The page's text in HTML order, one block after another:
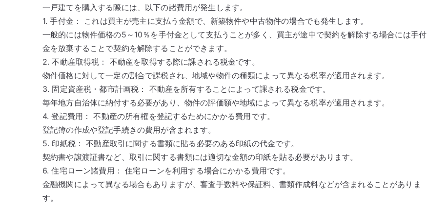
一戸建てを購入する際には、以下の諸費用が発生します。
1. 手付金： これは買主が売主に支払う金額で、新築物件や中古物件の場合でも発生します。
一般的には物件価格の5～10％を手付金として支払うことが多く、買主が途中で契約を解除する場合には手付
金を放棄することで契約を解除することができます。
2. 不動産取得税： 不動産を取得する際に課される税金です。
物件価格に対して一定の割合で課税され、地域や物件の種類によって異なる税率が適用されます。
3. 固定資産税・都市計画税： 不動産を所有することによって課される税金です。
毎年地方自治体に納付する必要があり、物件の評価額や地域によって異なる税率が適用されます。
4. 登記費用： 不動産の所有権を登記するためにかかる費用です。
登記簿の作成や登記手続きの費用が含まれます。
5. 印紙税： 不動産取引に関する書類に貼る必要のある印紙の代金です。
契約書や譲渡証書など、取引に関する書類には適切な金額の印紙を貼る必要があります。
6. 住宅ローン諸費用： 住宅ローンを利用する場合にかかる費用です。
金融機関によって異なる場合もありますが、審査手数料や保証料、書類作成料などが含まれることがありま
す。